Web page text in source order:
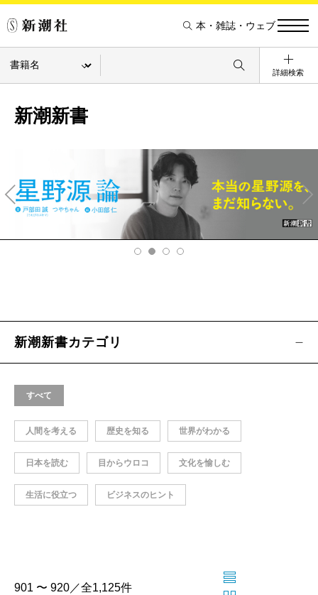
本・雑誌・ウェブ
詳細検索
新潮新書
v
Ne
xt
新潮新書カテゴリ
すべて
人間を考える 歴史を知る 世界がわかる
日本を読む 目からウロコ 文化を愉しむ
生活に役立つ ビジネスのヒント
901 〜 920／全1,125件